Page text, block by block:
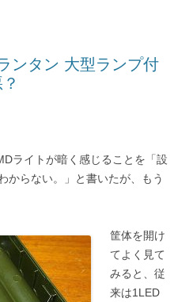
ンタン 大型ランプ付
ライトが暗く感じることを「設
からない。」と書いたが、もう
筐体を開け
てよく見て
みると、従
来は1LED